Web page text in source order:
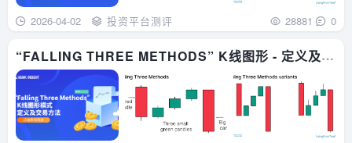
2026-04-02 投资平台测评 28881 0
“FALLING THREE METHODS” K线图形 - 定义及交
易方法